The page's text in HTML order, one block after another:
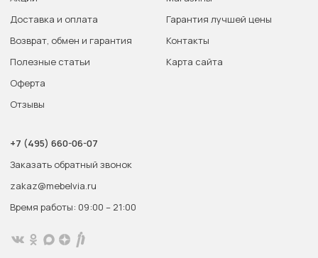
Доставка и оплата
Возврат, обмен и гарантия
Полезные статьи
Оферта
Отзывы
Гарантия лучшей цены
Контакты
Карта сайта
+7 (495) 660-06-07
Заказать обратный звонок
zakaz@mebelvia.ru
Время работы: 09:00 – 21:00